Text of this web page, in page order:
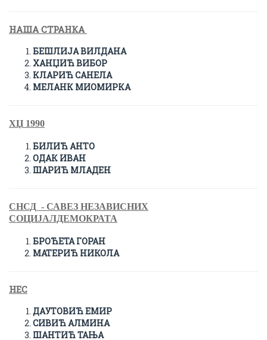
НАША СТРАНКА
БЕШЛИЈА ВИЛДАНА
ХАНЏИЋ ВИБОР
КЛАРИЋ САНЕЛА
МЕЛАНК МИОМИРКА
ХЏ 1990
БИЛИЋ АНТО
ОДАК ИВАН
ШАРИЋ МЛАДЕН
СНСД - САВЕЗ НЕЗАВИСНИХ
СОЦИЈАЛДЕМОКРАТА
БРОЋЕТА ГОРАН
МАТЕРИЋ НИКОЛА
НЕС
ДАУТОВИЋ ЕМИР
СИВИЋ АЛМИНА
ШАНТИЋ ТАЊА